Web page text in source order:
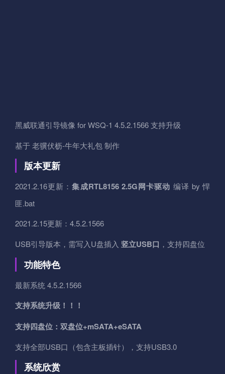
黑威联通引导镜像 for WSQ-1 4.5.2.1566 支持升级
基于 老骥伏枥-牛年大礼包 制作
版本更新
2021.2.16更新：集成RTL8156 2.5G网卡驱动 编译 by 悍
匪.bat
2021.2.15更新：4.5.2.1566
USB引导版本，需写入U盘插入 竖立USB口 ，支持四盘位
功能特色
最新系统 4.5.2.1566
支持系统升级！！！
支持四盘位：双盘位+mSATA+eSATA
支持全部USB口（包含主板插针），支持USB3.0
系统欣赏